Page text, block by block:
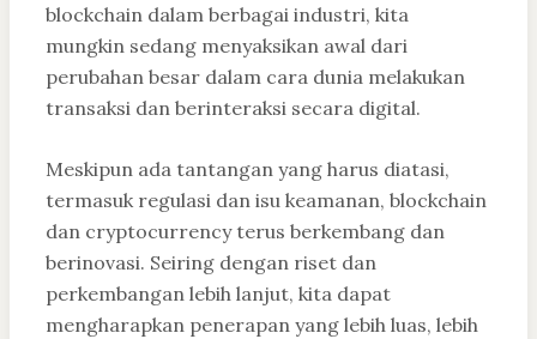
blockchain dalam berbagai industri, kita
mungkin sedang menyaksikan awal dari
perubahan besar dalam cara dunia melakukan
transaksi dan berinteraksi secara digital.
Meskipun ada tantangan yang harus diatasi,
termasuk regulasi dan isu keamanan, blockchain
dan cryptocurrency terus berkembang dan
berinovasi. Seiring dengan riset dan
perkembangan lebih lanjut, kita dapat
mengharapkan penerapan yang lebih luas, lebih